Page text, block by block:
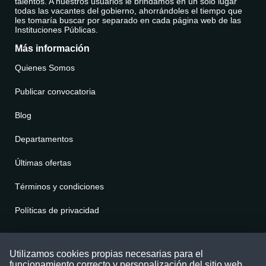
todas las vacantes del gobierno, ahorrándoles el tiempo que
les tomaría buscar por separado en cada página web de las
Instituciones Públicas.
Más información
Quienes Somos
Publicar convocatoria
Blog
Departamentos
Últimas ofertas
Términos y condiciones
Políticas de privacidad
Utilizamos cookies propias necesarias para el